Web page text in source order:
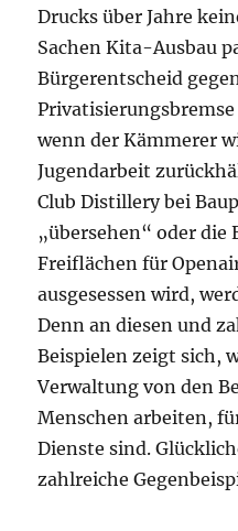
Drucks über Jahre
Sachen Kita-Ausbau
Bürgerentscheid
wenn der Kämmerer
Jugendarbeit
Club Distillery bei
„übersehen“ oder die
Freiflächen für
ausgesessen wird,
Denn an diesen und
Beispielen zeigt sich,
Verwaltung von den
Menschen arbeiten,
Dienste sind.
zahlreiche